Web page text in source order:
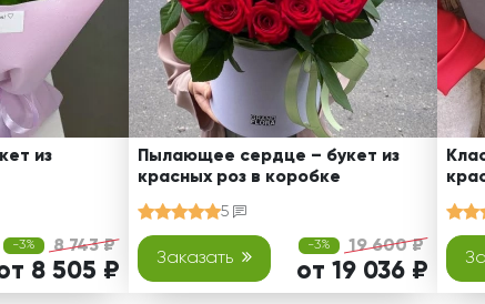
из
-3% 8 743 ₽
8 505 ₽
Пылающее сердце – букет из
красных роз в коробке
5
Заказать
-3% 19 600 ₽
от 19 036 ₽